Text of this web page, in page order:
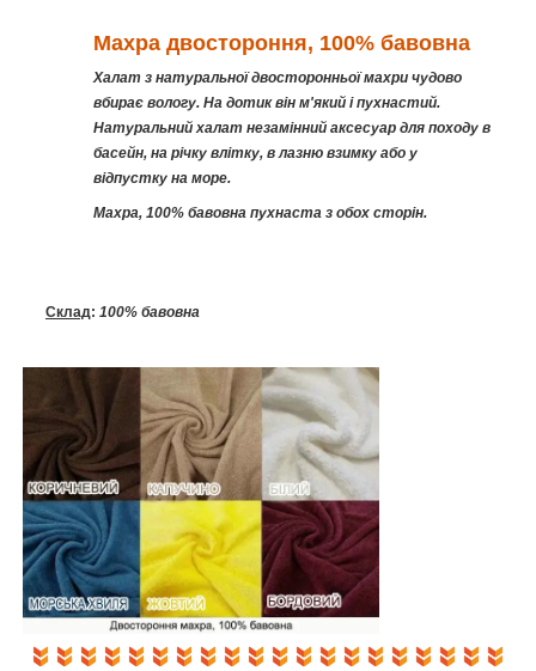
Махра двостороння, 100% бавовна
Халат з натуральної двосторонньої махри чудово
вбирає вологу. На дотик він м'який і пухнастий.
Натуральний халат незамінний аксесуар для походу в
басейн, на річку влітку, в лазню взимку або у
відпустку на море.
Махра, 100% бавовна пухнаста з обох сторін.
Склад: 100% бавовна